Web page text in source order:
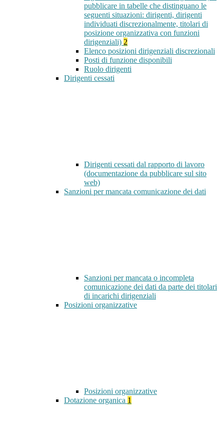
pubblicare in tabelle che distinguano le
seguenti situazioni: dirigenti, dirigenti
individuati discrezionalmente, titolari di
posizione organizzativa con funzioni
dirigenziali) 2
Elenco posizioni dirigenziali discrezionali
Posti di funzione disponibili
Ruolo dirigenti
Dirigenti cessati
Dirigenti cessati dal rapporto di lavoro
(documentazione da pubblicare sul sito
web)
Sanzioni per mancata comunicazione dei dati
Sanzioni per mancata o incompleta
comunicazione dei dati da parte dei titolari
di incarichi dirigenziali
Posizioni organizzative
Posizioni organizzative
Dotazione organica 1